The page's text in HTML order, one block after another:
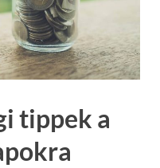
tippek a